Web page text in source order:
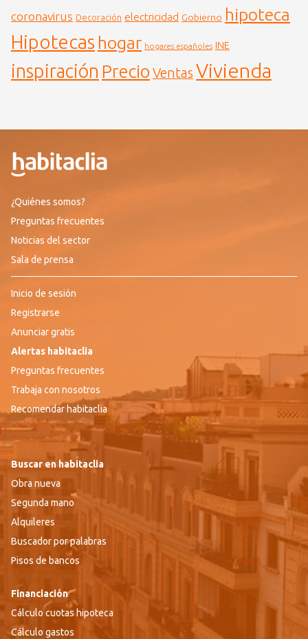
coronavirus Decoración electricidad Gobierno hipoteca
Hipotecas hogar hogares españoles INE
inspiración Precio Ventas Vivienda
¿Quiénes somos?
Preguntas frecuentes
Noticias del sector
Sala de prensa
Inicio de sesión
Registrarse
Anunciar gratis
Alertas habitaclia
Preguntas frecuentes
Trabaja con nosotros
Recomendar habitaclia
Buscar en habitaclia
Obra nueva
Segunda mano
Alquileres
Buscador por palabras
Pisos de bancos
Financiación
Cálculo cuotas hipoteca
Cálculo gastos